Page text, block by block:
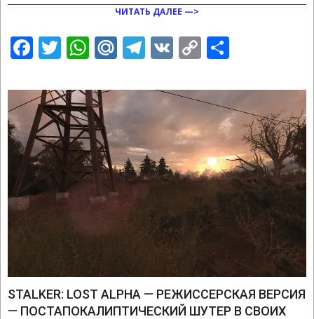
ЧИТАТЬ ДАЛЕЕ —>
Facebook
Twitter
WhatsApp
Mail.Ru
Telegram
VK Copy
STALKER: LOST ALPHA — РЕЖИССЕРСКАЯ ВЕРСИЯ
— ПОСТАПОКАЛИПТИЧЕСКИЙ ШУТЕР В СВОИХ